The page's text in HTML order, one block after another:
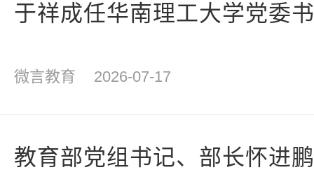
于祥成任华南理工大学党委
微言教育 2026-07-17
教育部党组书记、部长怀进